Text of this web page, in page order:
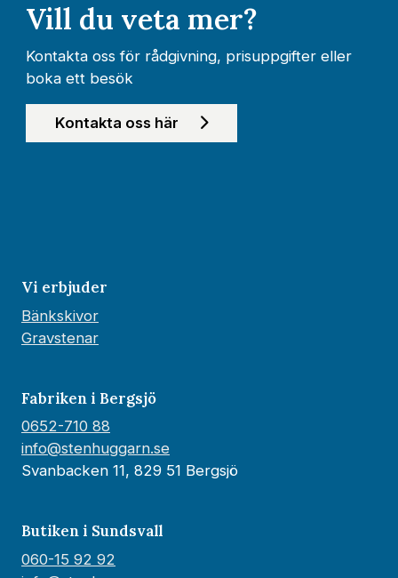
Vill du veta mer?
Kontakta oss för rådgivning, prisuppgifter eller
boka ett besök
Kontakta oss här
Vi erbjuder
Bänkskivor
Gravstenar
Fabriken i Bergsjö
0652-710 88
info@stenhuggarn.se
Svanbacken 11, 829 51 Bergsjö
Butiken i Sundsvall
060-15 92 92